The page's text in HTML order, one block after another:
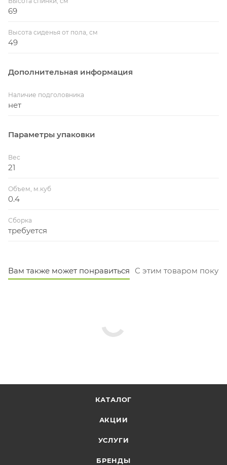
69
Высота сиденья от пола, см
49
Дополнительная информация
Наличие подголовника
нет
Параметры упаковки
Вес
21
Объем, м.куб
0.4
Сборка
требуется
Вам также может понравиться С этим товаром
КАТАЛОГ
АКЦИИ
УСЛУГИ
БРЕНДЫ